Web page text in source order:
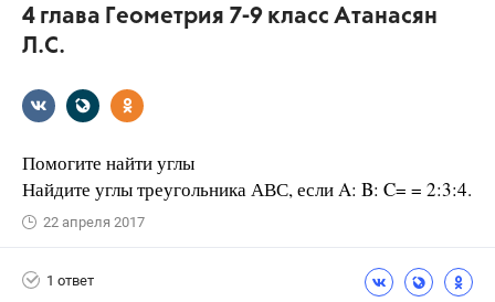
4 глава Геометрия 7-9 класс Атанасян
Л.С.
Помогите найти углы
Найдите углы треугольника АВС, если A: B: C= = 2:3:4.
22 апреля 2017
1 ответ